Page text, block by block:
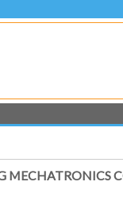
MECHATRONICS